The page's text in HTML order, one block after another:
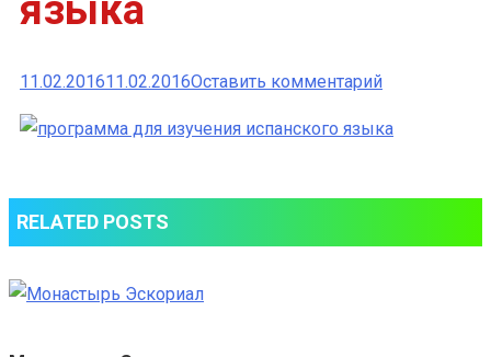
языка
11.02.201611.02.2016Оставить комментарийк
для
испанского
RELATED POSTS